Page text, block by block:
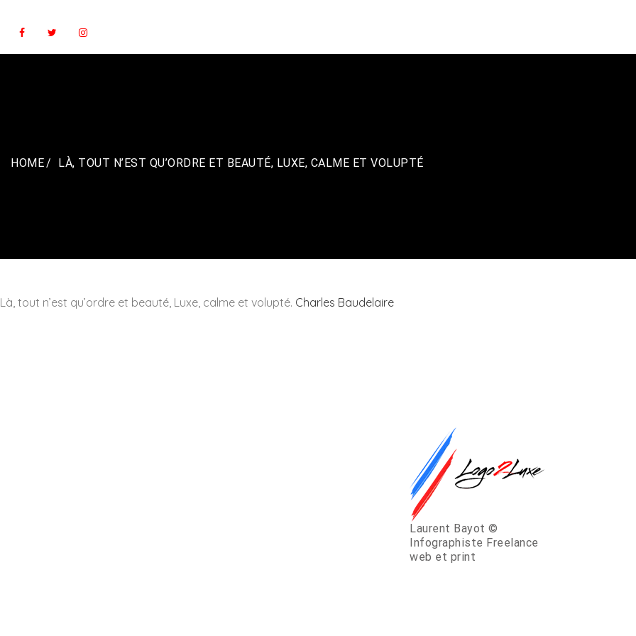
content
HOME LÀ, TOUT N’EST QU’ORDRE ET BEAUTÉ, LUXE, CALME ET VOLUPTÉ
Là, tout n’est qu’ordre et beauté, Luxe, calme et volupté. Charles Baudelaire
Laurent Bayot ©
Infographiste Freelance
web et print